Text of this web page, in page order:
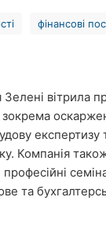
фінансові
вітрила
зокрема
експертизу
Компанія
та